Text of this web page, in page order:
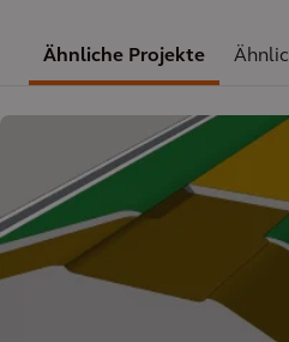
Ähnliche Projekte